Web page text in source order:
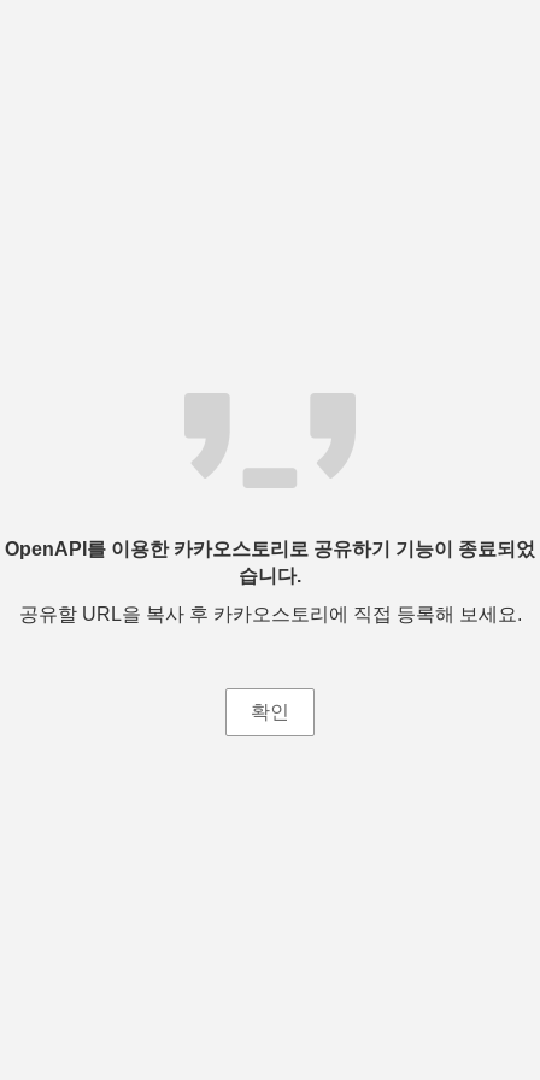
OpenAPI를 이용한 카카오스토리로 공유하기 기능이 종료되었
습니다.
공유할 URL을 복사 후 카카오스토리에 직접 등록해 보세요.
확인